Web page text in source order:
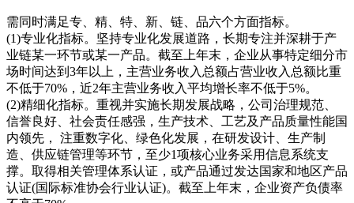
需同时满足专、精、特、新、链、品六个方面指标。
(1)专业化指标。坚持专业化发展道路，长期专注并深耕于产
业链某一环节或某一产品。截至上年末，企业从事特定细分市
场时间达到3年以上，主营业务收入总额占营业收入总额比重
不低于70%，近2年主营业务收入平均增长率不低于5%。
(2)精细化指标。重视并实施长期发展战略，公司治理规范、
信誉良好、社会责任感强，生产技术、工艺及产品质量性能国
内领先， 注重数字化、绿色化发展，在研发设计、生产制
造、供应链管理等环节，至少1项核心业务采用信息系统支
撑。取得相关管理体系认证，或产品通过发达国家和地区产品
认证(国际标准协会行业认证)。截至上年末，企业资产负债率